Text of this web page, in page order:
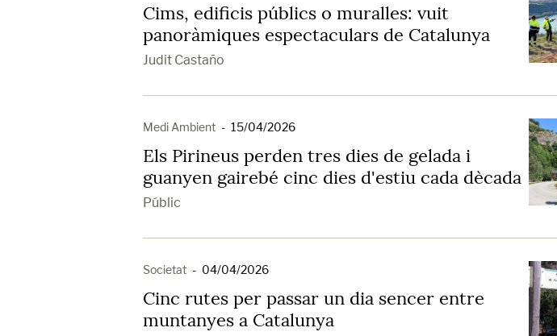
Cims, edificis públics o muralles: vuit
panoràmiques espectaculars de Catalunya
Judit Castaño
Medi Ambient - 15/04/2026
Els Pirineus perden tres dies de gelada i
guanyen gairebé cinc dies d'estiu cada dècada
Públic
Societat - 04/04/2026
Cinc rutes per passar un dia sencer entre
muntanyes a Catalunya